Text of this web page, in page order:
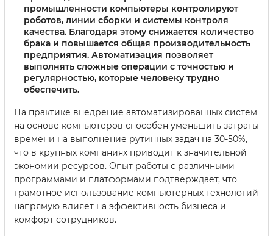
промышленности компьютеры контролируют
роботов, линии сборки и системы контроля
качества. Благодаря этому снижается количество
брака и повышается общая производительность
предприятия. Автоматизация позволяет
выполнять сложные операции с точностью и
регулярностью, которые человеку трудно
обеспечить.
На практике внедрение автоматизированных систем
на основе компьютеров способен уменьшить затраты
времени на выполнение рутинных задач на 30-50%,
что в крупных компаниях приводит к значительной
экономии ресурсов. Опыт работы с различными
программами и платформами подтверждает, что
грамотное использование компьютерных технологий
напрямую влияет на эффективность бизнеса и
комфорт сотрудников.